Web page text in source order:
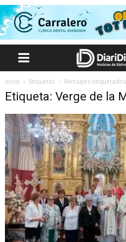
Inicio Etiquetas Mensajes
Etiqueta: Verge de la